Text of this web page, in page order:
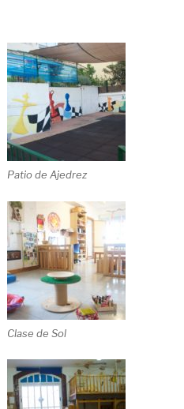
Patio de Ajedrez
Clase de Sol